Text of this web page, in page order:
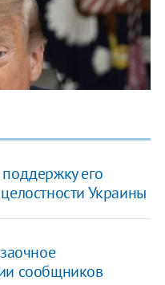
его
Украины
сообщников